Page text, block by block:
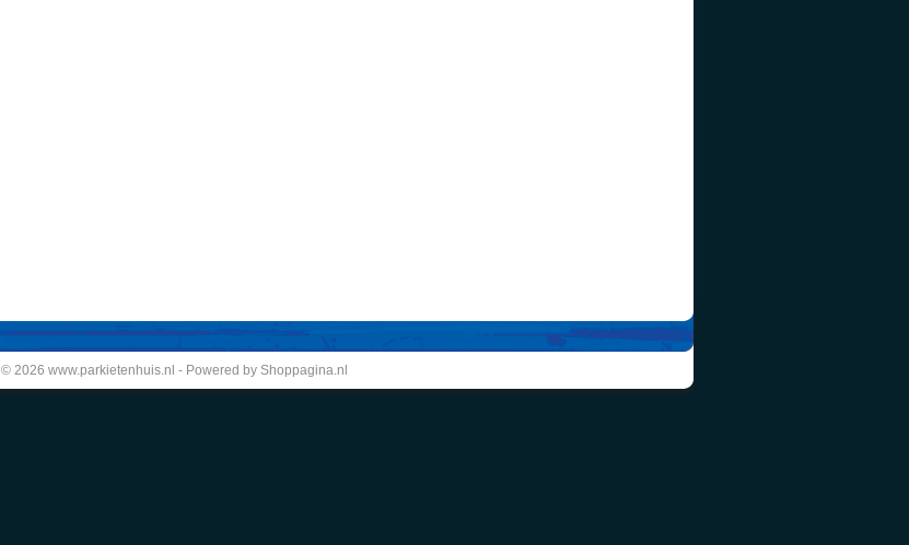
© 2026 www.parkietenhuis.nl - Powered by Shoppagina.nl